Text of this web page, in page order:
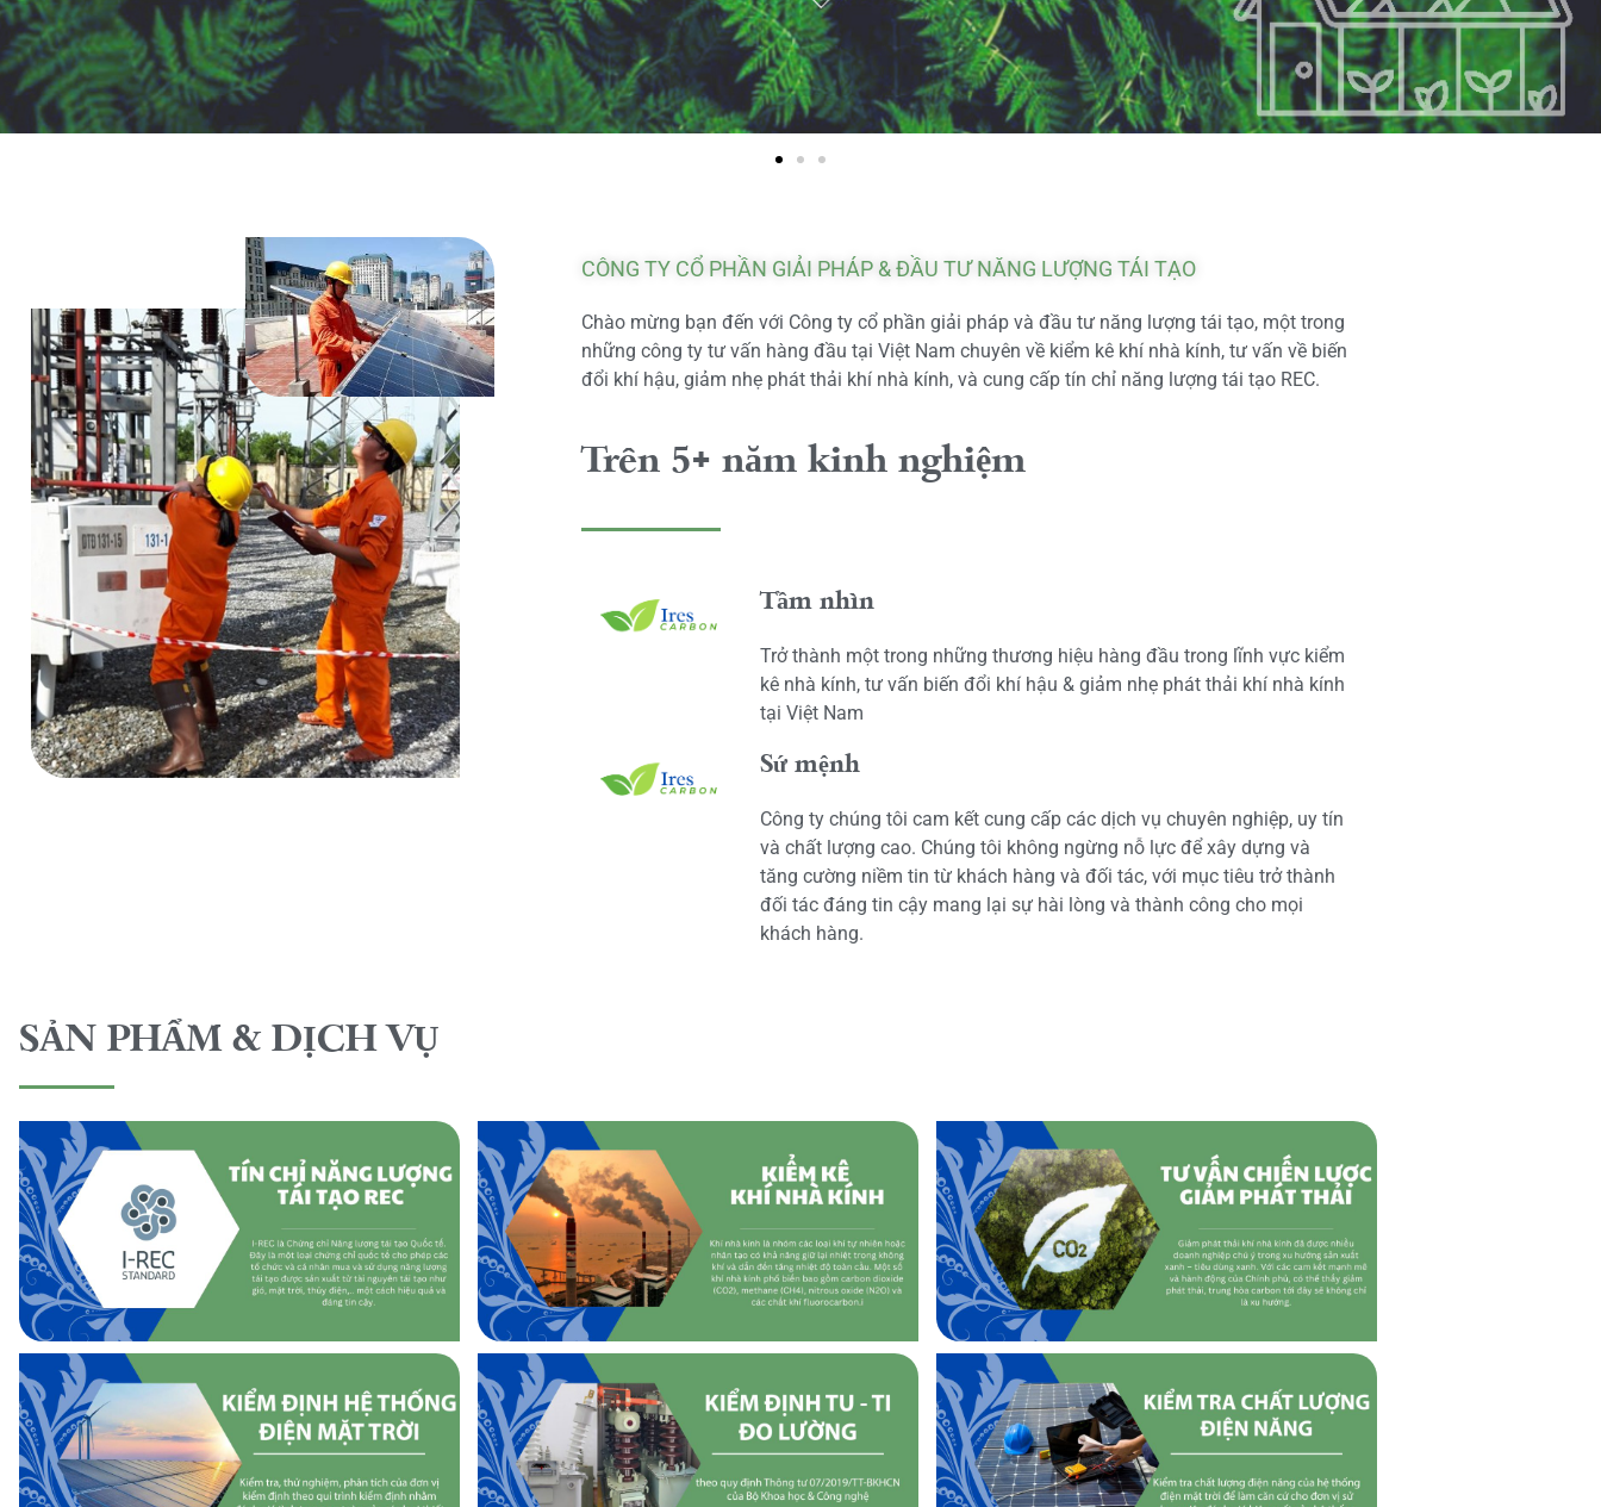
CÔNG TY CỔ PHẦN GIẢI PHÁP & ĐẦU TƯ NĂNG LƯỢNG TÁI TẠO
Chào mừng bạn đến với Công ty cổ phần giải pháp và đầu tư năng lượng tái tạo, một trong
những công ty tư vấn hàng đầu tại Việt Nam chuyên về kiểm kê khí nhà kính, tư vấn về biến
đổi khí hậu, giảm nhẹ phát thải khí nhà kính, và cung cấp tín chỉ năng lượng tái tạo REC.
Trên 5+ năm kinh nghiệm
Tầm nhìn
Trở thành một trong những thương hiệu hàng đầu trong lĩnh vực kiểm
kê nhà kính, tư vấn biến đổi khí hậu & giảm nhẹ phát thải khí nhà kính
tại Việt Nam
Sứ mệnh
Công ty chúng tôi cam kết cung cấp các dịch vụ chuyên nghiệp, uy tín
và chất lượng cao. Chúng tôi không ngừng nỗ lực để xây dựng và
tăng cường niềm tin từ khách hàng và đối tác, với mục tiêu trở thành
đối tác đáng tin cậy mang lại sự hài lòng và thành công cho mọi
khách hàng.
SẢN PHẨM & DỊCH VỤ